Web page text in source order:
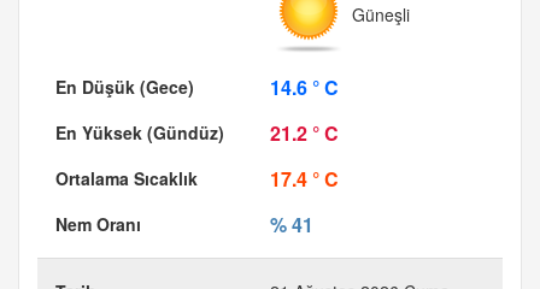
Güneşli
14.6 ° C
21.2 ° C
17.4 ° C
% 41